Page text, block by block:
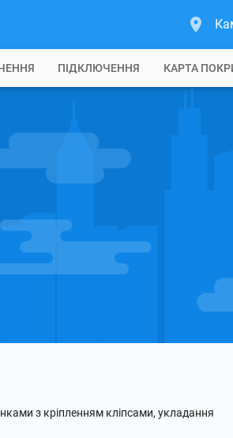
ПІДКЛЮЧЕННЯ КАРТА
з кріпленням кліпсами, укладання